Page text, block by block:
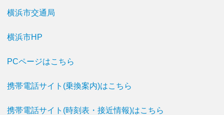
横浜市交通局
横浜市HP
PCページはこちら
携帯電話サイト(乗換案内)はこちら
携帯電話サイト(時刻表・接近情報)はこちら